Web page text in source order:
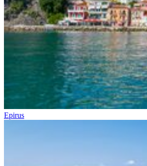
Epirus